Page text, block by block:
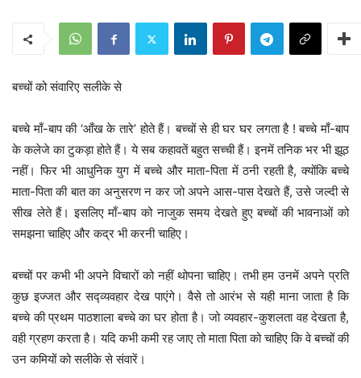
बच्चों को संवारिए सलीके से
बच्चे माँ-बाप की ‘आँख के तारे’ होते हैं। बच्चों से ही घर घर लगता है ! बच्चे माँ-बाप
के कलेजे का टुकड़ा होते हैं। ये सब कहावतें बहुत सच्ची हैं। इनमें तनिक भर भी झूठ
नहीं। फिर भी आधुनिक युग में बच्चे और माता-पिता में ठनी रहती है, क्योंकि बच्चे
माता-पिता की बात का अनुसरण न कर जो अपने आस-पास देखते हैं, उसे जल्दी से
सीख लेते हैं। इसलिए माँ-बाप को नाजुक समय देखते हुए बच्चों की भावनाओं को
समझना चाहिए और कद्र भी करनी चाहिए।
बच्चों पर कभी भी अपने विचारों को नहीं थोपना चाहिए। तभी हम उनमें अपने प्रति
कुछ इज्जत और सद्व्यवहार देख पाएंगे। वैसे तो आरंभ से यही माना जाता है कि
बच्चे की प्रथम पाठशाला बच्चे का घर होता है। जो व्यवहार-कुशलता वह देखता है,
वही ग्रहण करता है। यदि कभी कमी रह जाए तो माता पिता को चाहिए कि वे बच्चों की
उन कमियों को सलीके से संवारें।